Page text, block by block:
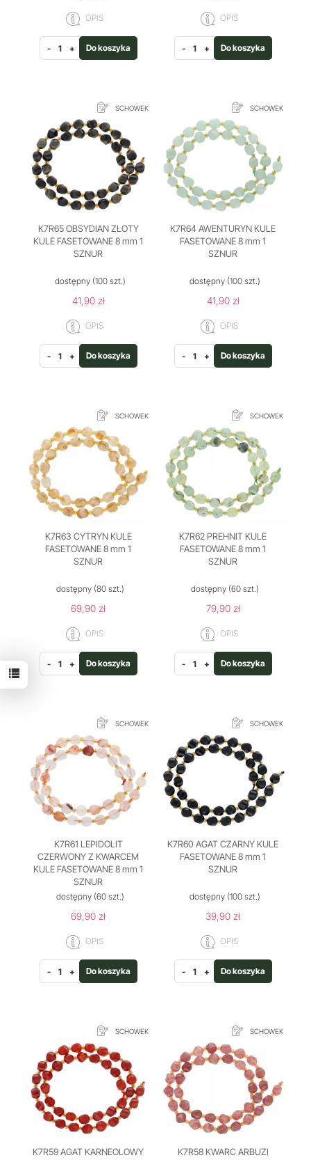
OPIS
- + Do koszyka
OPIS
- + Do koszyka
SCHOWEK
K7R65 OBSYDIAN ZŁOTY
KULE FASETOWANE 8 mm 1
SZNUR
dostępny(100 szt.)
41,90 zł
OPIS
- + Do koszyka
SCHOWEK
K7R64 AWENTURYN KULE
FASETOWANE 8 mm 1
SZNUR
dostępny(100 szt.)
41,90 zł
OPIS
- + Do koszyka
SCHOWEK
K7R63 CYTRYN KULE
FASETOWANE 8 mm 1
SZNUR
dostępny(80 szt.)
69,90 zł
OPIS
- + Do koszyka
SCHOWEK
K7R62 PREHNIT KULE
FASETOWANE 8 mm 1
SZNUR
dostępny(60 szt.)
79,90 zł
OPIS
- + Do koszyka
SCHOWEK
K7R61 LEPIDOLIT
CZERWONY Z KWARCEM
KULE FASETOWANE 8 mm 1
SZNUR
dostępny(60 szt.)
69,90 zł
OPIS
- + Do koszyka
SCHOWEK
K7R60 AGAT CZARNY KULE
FASETOWANE 8 mm 1
SZNUR
dostępny(100 szt.)
39,90 zł
OPIS
- + Do koszyka
SCHOWEK
K7R59 AGAT KARNEOLOWY
SCHOWEK
K7R58 KWARC ARBUZI